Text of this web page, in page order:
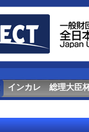
インカレ 総理大臣